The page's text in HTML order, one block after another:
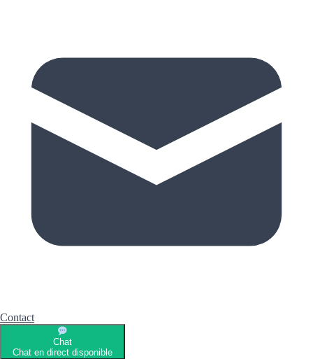
Contact
Chat
Chat en direct disponible